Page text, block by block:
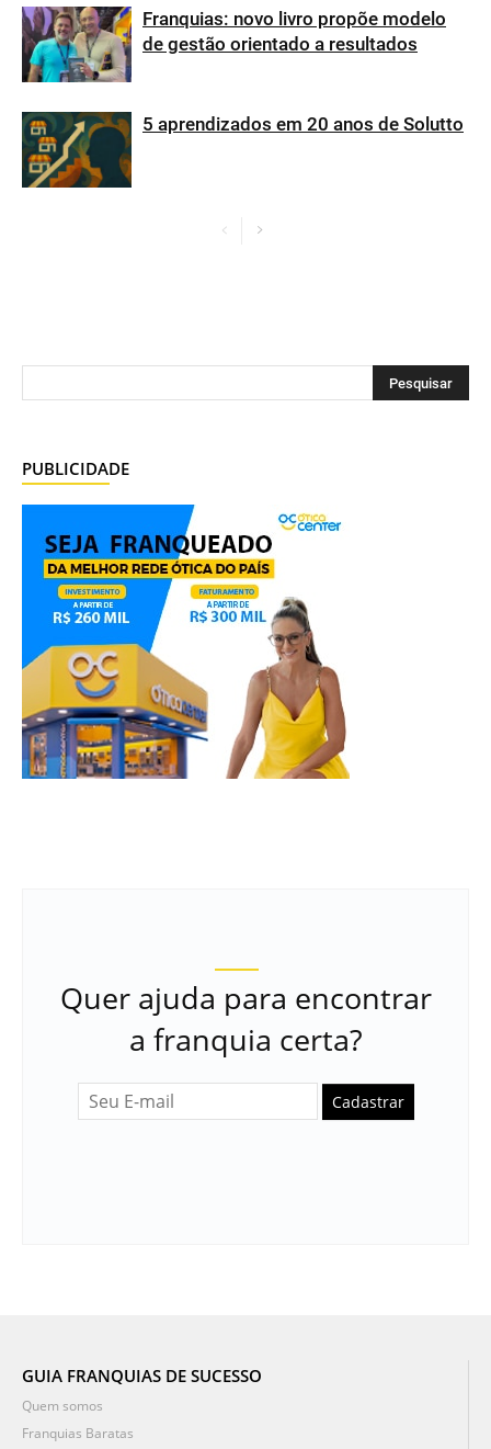
Franquias: novo livro propõe modelo
de gestão orientado a resultados
5 aprendizados em 20 anos de Solutto
PUBLICIDADE
Quer ajuda para encontrar
a franquia certa?
Cadastrar
GUIA FRANQUIAS DE SUCESSO
Quem somos
Franquias Baratas